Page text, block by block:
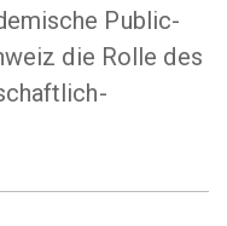
Public-
die Rolle des